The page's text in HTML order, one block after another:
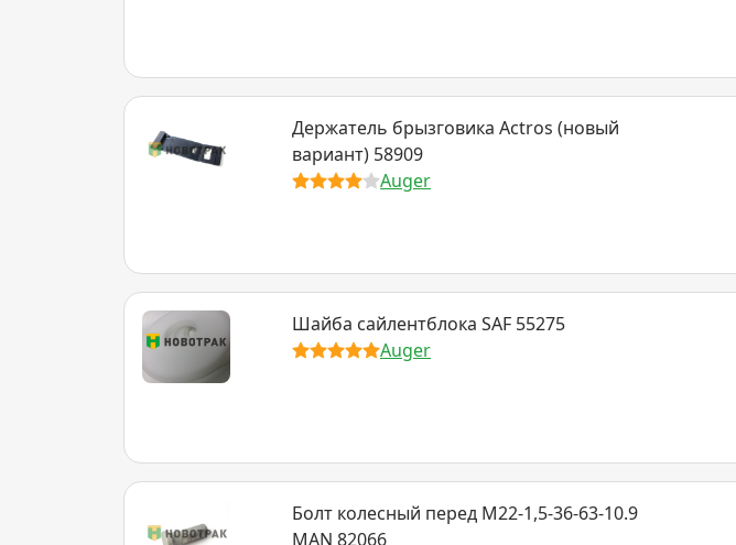
Держатель брызговика Actros (новый
вариант) 58909
Auger
Шайба сайлентблока SAF 55275
Auger
Болт колесный перед M22-1,5-36-63-10.9
MAN 82066